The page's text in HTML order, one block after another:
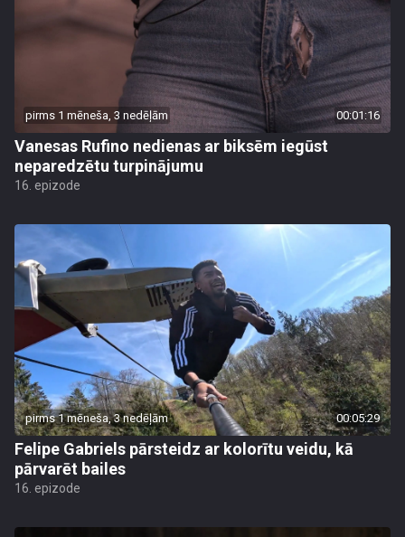
pirms 1 mēneša, 3 nedēļām 00:01:16
Vanesas Rufino nedienas ar biksēm iegūst
neparedzētu turpinājumu
16. epizode
pirms 1 mēneša, 3 nedēļām 00:05:29
Felipe Gabriels pārsteidz ar kolorītu veidu, kā
pārvarēt bailes
16. epizode